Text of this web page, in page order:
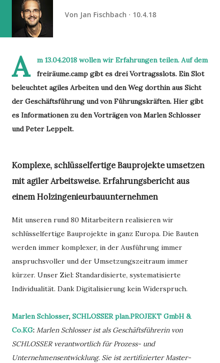
Von Jan Fischbach 10.4.18
A
m 13.04.2018 wollen wir Erfahrungen teilen. Auf dem
freiräume.camp gibt es drei Vortragsslots. Ein Slot
beleuchtet agiles Arbeiten und den Weg dorthin aus Sicht
der Geschäftsführung und von Führungskräften. Hier gibt
es Informationen zu den Vorträgen von Marlen Schlosser
und Peter Leppelt.
Komplexe, schlüsselfertige Bauprojekte umsetzen
mit agiler Arbeitsweise. Erfahrungsbericht aus
einem Holzingenieurbauunternehmen
Mit unseren rund 80 Mitarbeitern realisieren wir
schlüsselfertige Bauprojekte in ganz Europa. Die Bauten
werden immer komplexer, in der Ausführung immer
anspruchsvoller und der Umsetzungszeitraum immer
kürzer. Unser Ziel: Standardisierte, systematisierte
Individualität. Dank Digitalisierung kein Widerspruch.
Marlen Schlosser, SCHLOSSER plan.PROJEKT GmbH &
Co.KG: Marlen Schlosser ist als Geschäftsführerin von
SCHLOSSER verantwortlich für Prozess- und
Unternehmensentwicklung. Sie ist zertifizierter Master-